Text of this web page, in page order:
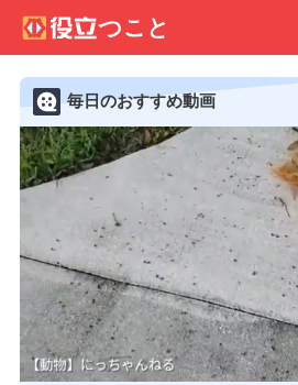
毎日のおすすめ動画